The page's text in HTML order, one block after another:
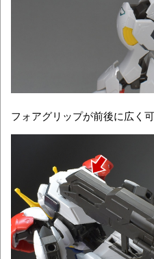
フォアグリップが前後に広く